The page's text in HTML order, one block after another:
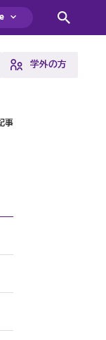
学外の方
事